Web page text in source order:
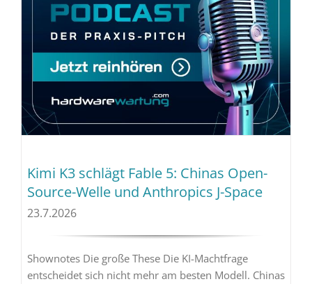
Kimi K3 schlägt Fable 5: Chinas Open-
Source-Welle und Anthropics J-Space
23.7.2026
Shownotes Die große These Die KI-Machtfrage
entscheidet sich nicht mehr am besten Modell. Chinas